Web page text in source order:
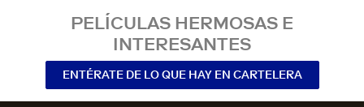
PELÍCULAS HERMOSAS E
INTERESANTES
ENTÉRATE DE LO QUE HAY EN CARTELERA